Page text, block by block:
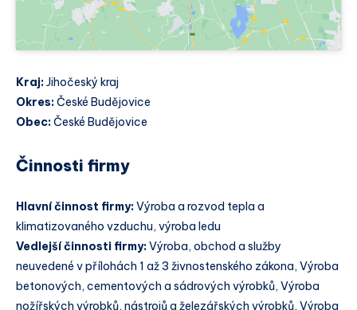
Kraj:Jihočeský kraj
Okres:České Budějovice
Obec:České Budějovice
Činnosti firmy
Hlavní činnost firmy:Výroba a rozvod tepla a
klimatizovaného vzduchu, výroba ledu
Vedlejší činnosti firmy:Výroba, obchod a služby
neuvedené v přílohách 1 až 3 živnostenského zákona, Výroba
betonových, cementových a sádrových výrobků, Výroba
nožířských výrobků, nástrojů a železářských výrobků, Výroba